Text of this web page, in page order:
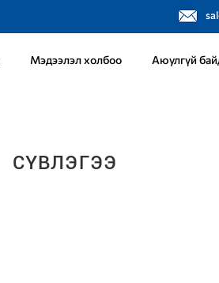
Мэдээлэл холбоо Аюулгүй
СҮВЛЭГЭЭ